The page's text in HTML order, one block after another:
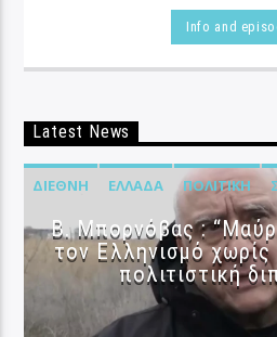
Info and
Latest News
ΔΙΕΘΝΉ ΕΛΛΆΔΑ ΠΟΛΙΤΙΚΉ
B. Μπορνόβας :
τον Ελληνισμό χωρίς
πολιτιστική